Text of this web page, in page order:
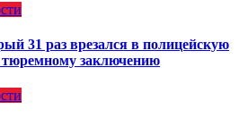
31 раз врезался в полицейскую
заключению